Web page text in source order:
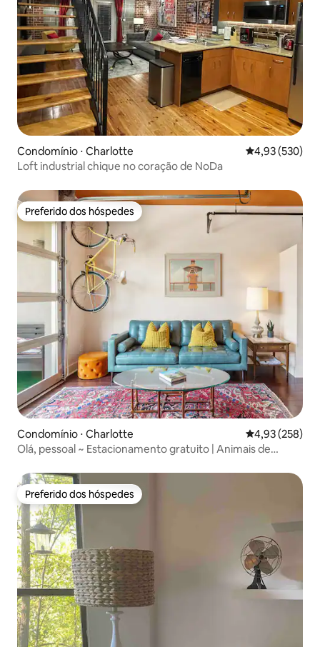
Condomínio ⋅ Charlotte 4,93 de uma
4,93 (530)
Loft industrial chique no coração de NoDa
Preferido dos hóspedes
Preferido dos hóspedes
Condomínio ⋅ Charlotte 4,93 de uma
4,93 (258)
Olá, pessoal ~ Estacionamento gratuito | Animais de
Preferido dos hóspedes
Preferido dos hóspedes